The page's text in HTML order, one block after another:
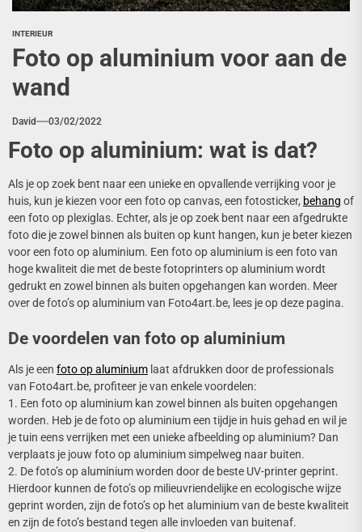
INTERIEUR
Foto op aluminium voor aan de
wand
David 03/02/2022
Foto op aluminium: wat is dat?
Als je op zoek bent naar een unieke en opvallende verrijking voor je
huis, kun je kiezen voor een foto op canvas, een fotosticker, behang of
een foto op plexiglas. Echter, als je op zoek bent naar een afgedrukte
foto die je zowel binnen als buiten op kunt hangen, kun je beter kiezen
voor een foto op aluminium. Een foto op aluminium is een foto van
hoge kwaliteit die met de beste fotoprinters op aluminium wordt
gedrukt en zowel binnen als buiten opgehangen kan worden. Meer
over de foto’s op aluminium van Foto4art.be, lees je op deze pagina.
De voordelen van foto op aluminium
Als je een foto op aluminium laat afdrukken door de professionals
van Foto4art.be, profiteer je van enkele voordelen:
1. Een foto op aluminium kan zowel binnen als buiten opgehangen
worden. Heb je de foto op aluminium een tijdje in huis gehad en wil je
je tuin eens verrijken met een unieke afbeelding op aluminium? Dan
verplaats je jouw foto op aluminium simpelweg naar buiten.
2. De foto’s op aluminium worden door de beste UV-printer geprint.
Hierdoor kunnen de foto’s op milieuvriendelijke en ecologische wijze
geprint worden, zijn de foto’s op het aluminium van de beste kwaliteit
en zijn de foto’s bestand tegen alle invloeden van buitenaf.